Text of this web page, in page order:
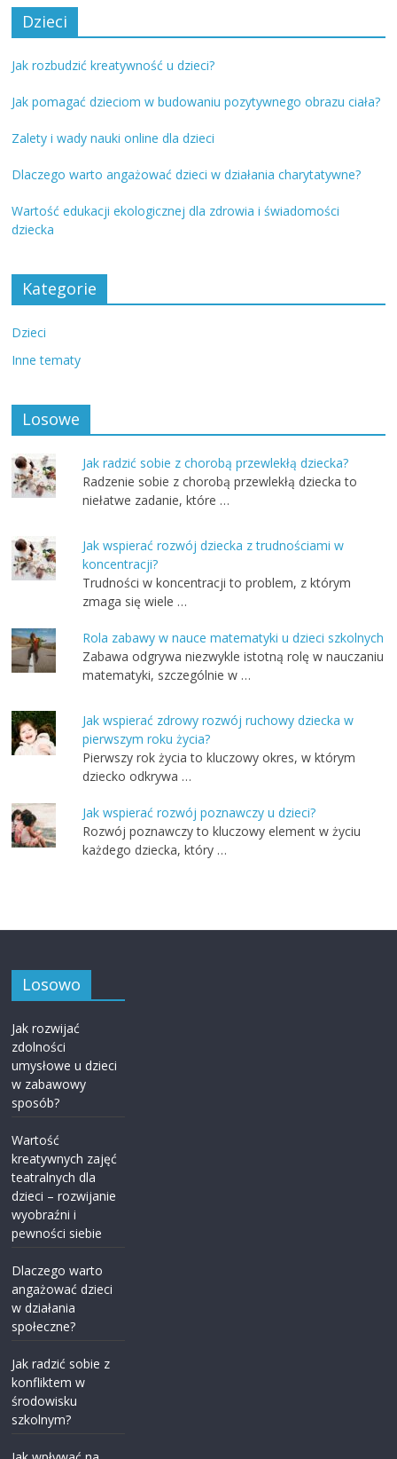
Dzieci
Jak rozbudzić kreatywność u dzieci?
Jak pomagać dzieciom w budowaniu pozytywnego obrazu ciała?
Zalety i wady nauki online dla dzieci
Dlaczego warto angażować dzieci w działania charytatywne?
Wartość edukacji ekologicznej dla zdrowia i świadomości
dziecka
Kategorie
Dzieci
Inne tematy
Losowe
Jak radzić sobie z chorobą przewlekłą dziecka?
Radzenie sobie z chorobą przewlekłą dziecka to
niełatwe zadanie, które …
Jak wspierać rozwój dziecka z trudnościami w
koncentracji?
Trudności w koncentracji to problem, z którym
zmaga się wiele …
Rola zabawy w nauce matematyki u dzieci szkolnych
Zabawa odgrywa niezwykle istotną rolę w nauczaniu
matematyki, szczególnie w …
Jak wspierać zdrowy rozwój ruchowy dziecka w
pierwszym roku życia?
Pierwszy rok życia to kluczowy okres, w którym
dziecko odkrywa …
Jak wspierać rozwój poznawczy u dzieci?
Rozwój poznawczy to kluczowy element w życiu
każdego dziecka, który …
Losowo
Jak rozwijać
zdolności
umysłowe u dzieci
w zabawowy
sposób?
Wartość
kreatywnych zajęć
teatralnych dla
dzieci – rozwijanie
wyobraźni i
pewności siebie
Dlaczego warto
angażować dzieci
w działania
społeczne?
Jak radzić sobie z
konfliktem w
środowisku
szkolnym?